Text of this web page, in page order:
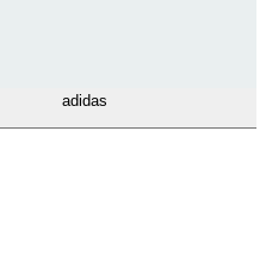
adidas